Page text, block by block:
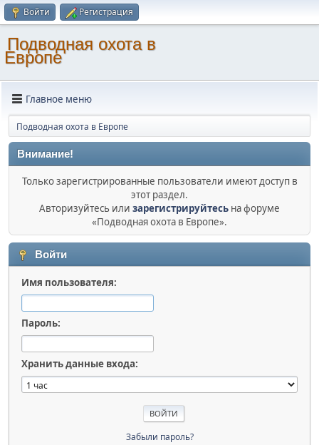
Войти Регистрация
Подводная охота в
Европе
Главное меню
Подводная охота в Европе
Внимание!
Только зарегистрированные пользователи имеют доступ в
этот раздел.
Авторизуйтесь или зарегистрируйтесь на форуме
«Подводная охота в Европе».
Войти
Имя пользователя:
Пароль:
Хранить данные входа:
Забыли пароль?